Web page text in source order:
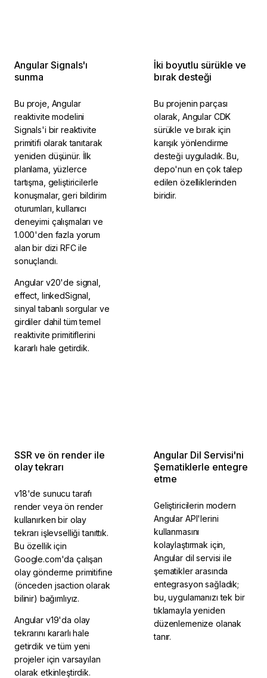
Angular Signals'ı
sunma
Bu proje, Angular
reaktivite modelini
Signals'i bir reaktivite
primitifi olarak tanıtarak
yeniden düşünür. İlk
planlama, yüzlerce
tartışma, geliştiricilerle
konuşmalar, geri bildirim
oturumları, kullanıcı
deneyimi çalışmaları ve
1.000'den fazla yorum
alan bir dizi RFC ile
sonuçlandı.
Angular v20'de signal,
effect, linkedSignal,
sinyal tabanlı sorgular ve
girdiler dahil tüm temel
reaktivite primitiflerini
kararlı hale getirdik.
İki boyutlu sürükle ve
bırak desteği
Bu projenin parçası
olarak, Angular CDK
sürükle ve bırak için
karışık yönlendirme
desteği uyguladık. Bu,
depo'nun en çok talep
edilen özelliklerinden
biridir.
SSR ve ön render ile
olay tekrarı
v18'de sunucu tarafı
render veya ön render
kullanırken bir olay
tekrarı işlevselliği tanıttık.
Bu özellik için
Google.com'da çalışan
olay gönderme primitifine
(önceden jsaction olarak
bilinir) bağımlıyız.
Angular v19'da olay
tekrarını kararlı hale
getirdik ve tüm yeni
projeler için varsayılan
olarak etkinleştirdik.
Angular Dil Servisi'ni
Şematiklerle entegre
etme
Geliştiricilerin modern
Angular API'lerini
kullanmasını
kolaylaştırmak için,
Angular dil servisi ile
şematikler arasında
entegrasyon sağladık;
bu, uygulamanızı tek bir
tıklamayla yeniden
düzenlemenize olanak
tanır.